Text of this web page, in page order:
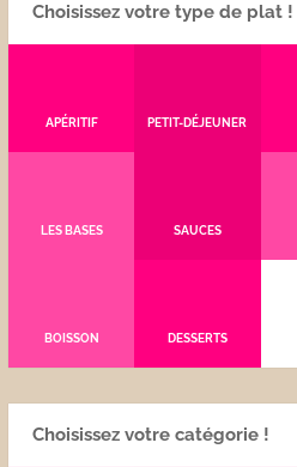
Choisissez votre type de plat !
APÉRITIF PETIT-DÉJEUNER
LES BASES SAUCES
BOISSON DESSERTS
Choisissez votre catégorie !